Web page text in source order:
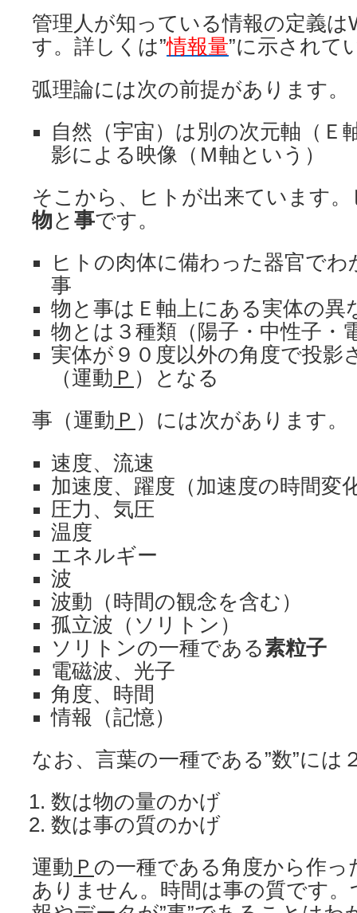
管理人が知っている情報の定義は
す。詳しくは”情報量”に示されて
弧理論には次の前提があります。
自然（宇宙）は別の次元軸（Ｅ
影による映像（Ｍ軸という）
そこから、ヒトが出来ています
物と 事です。
ヒトの肉体に備わった器官で
事
物と事はＥ軸上にある実体の異
物とは３種類（陽子・中性子・
実体が９０度以外の角度で投影
（運動 Ｐ ）となる
事（運動 Ｐ ）には次があります。
速度、流速
加速度、躍度（加速度の時間変
圧力、気圧
温度
エネルギー
波
波動（時間の観念を含む）
孤立波（ソリトン）
ソリトンの一種である素粒子
電磁波、光子
角度、時間
情報（記憶）
なお、言葉の一種である”数”には
数は物の量のかげ
数は事の質のかげ
運動 Ｐ の一種である角度から作っ
ありません。時間は事の質です